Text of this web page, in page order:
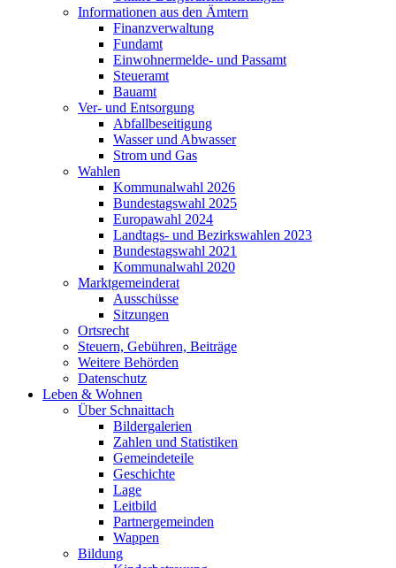
Informationen aus den Ämtern
Finanzverwaltung
Fundamt
Einwohnermelde- und Passamt
Steueramt
Bauamt
Ver- und Entsorgung
Abfallbeseitigung
Wasser und Abwasser
Strom und Gas
Wahlen
Kommunalwahl 2026
Bundestagswahl 2025
Europawahl 2024
Landtags- und Bezirkswahlen 2023
Bundestagswahl 2021
Kommunalwahl 2020
Marktgemeinderat
Ausschüsse
Sitzungen
Ortsrecht
Steuern, Gebühren, Beiträge
Weitere Behörden
Datenschutz
Leben & Wohnen
Über Schnaittach
Bildergalerien
Zahlen und Statistiken
Gemeindeteile
Geschichte
Lage
Leitbild
Partnergemeinden
Wappen
Bildung